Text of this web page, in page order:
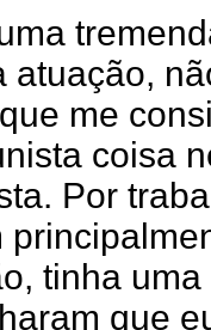
atuação,
me
coisa
Por
tinha
que